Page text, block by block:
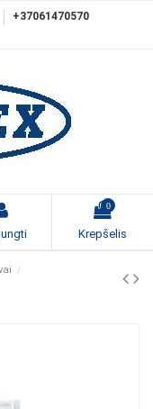
+37061470570
0
Krepšelis